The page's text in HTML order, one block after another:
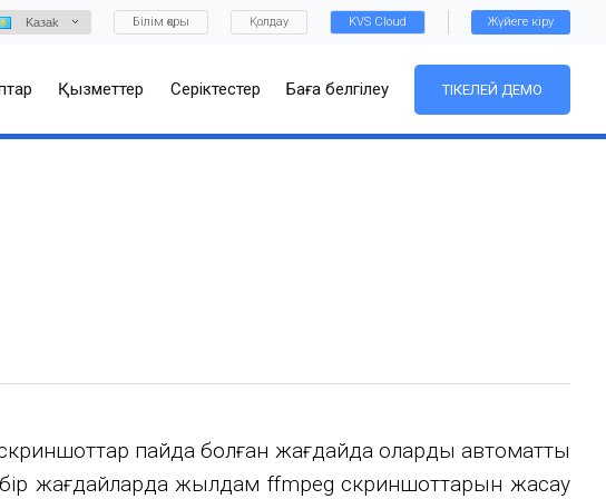
Kазаk Білім қоры Қолдау KVS Cloud Жүйеге кіру
Қызметтер Серіктестер Баға белгілеу ТІКЕЛЕЙ ДЕМО
пайда болған жағдайда оларды автоматты
жағдайларда жылдам ffmpeg скриншоттарын жасау